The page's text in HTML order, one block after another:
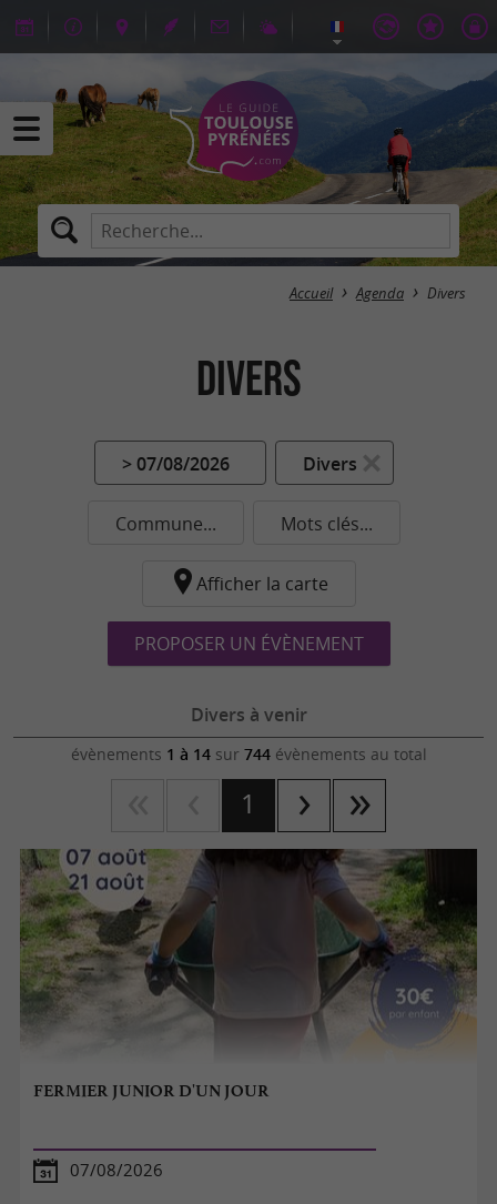
Accueil Agenda Divers
Divers
> 07/08/2026 Divers
Commune... Mots clés...
Afficher la carte
PROPOSER UN ÉVÈNEMENT
Divers à venir
évènements 1 à 14sur 744évènements au total
1
FERMIER JUNIOR D'UN JOUR
07/08/2026